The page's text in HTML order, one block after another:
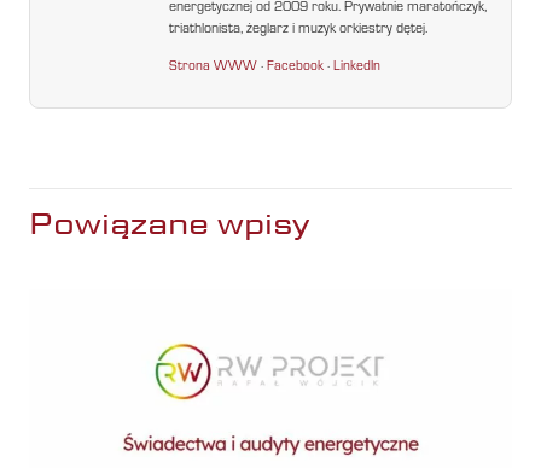
energetycznej od 2009 roku. Prywatnie maratończyk,
triathlonista, żeglarz i muzyk orkiestry dętej.
Strona WWW ·Facebook ·LinkedIn
Powiązane wpisy